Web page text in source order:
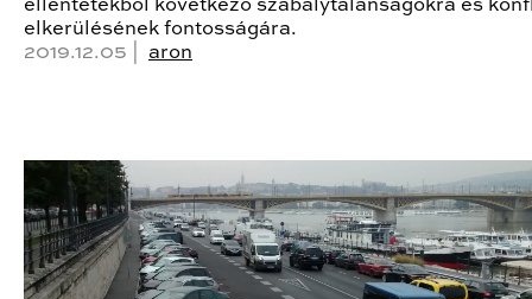
ellentétekből következő szabálytalanságokra és
elkerülésének fontosságára.
2019.12.05 | aron